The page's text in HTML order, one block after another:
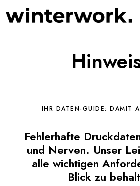
IHR DATEN-GUIDE: DAMIT
Fehlerhafte
und Nerven. Unser
alle wichtigen
Blick zu